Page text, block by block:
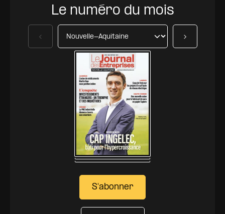
Le numéro du mois
S'abonner
Précédent Suivant